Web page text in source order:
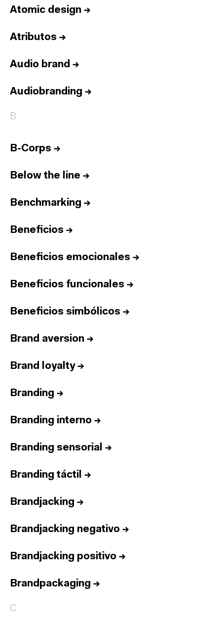
Atomic design →
Atributos →
Audio brand →
Audiobranding →
B
B-Corps →
Below the line →
Benchmarking →
Beneficios →
Beneficios emocionales →
Beneficios funcionales →
Beneficios simbólicos →
Brand aversion →
Brand loyalty→
Branding →
Branding interno →
Branding sensorial →
Branding táctil →
Brandjacking →
Brandjacking negativo →
Brandjacking positivo →
Brandpackaging →
C